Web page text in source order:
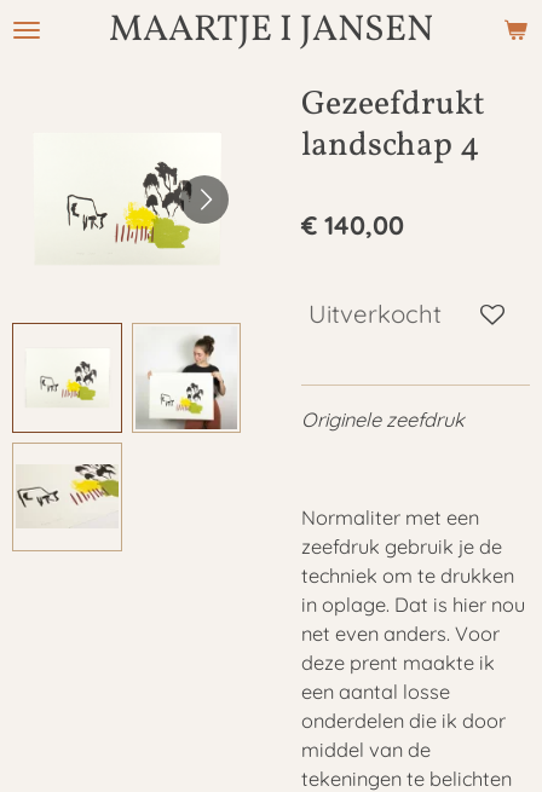
Ga
MAARTJE I JANSEN
Gezeefdrukt
landschap 4
€ 140,00
Uitverkocht
Originele zeefdruk
Normaliter met een
zeefdruk gebruik je de
techniek om te drukken
in oplage. Dat is hier nou
net even anders. Voor
deze prent maakte ik
een aantal losse
onderdelen die ik door
middel van de
tekeningen te belichten